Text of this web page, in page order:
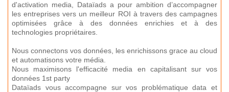
d'activation media, Dataïads a pour ambition d’accompagner
les entreprises vers un meilleur ROI à travers des campagnes
optimisées grâce à des données enrichies et à des
technologies propriétaires.
Nous connectons vos données, les enrichissons grace au cloud
et automatisons votre média.
Nous maximisons l'efficacité media en capitalisant sur vos
données 1st party
Dataïads vous accompagne sur vos problématique data et